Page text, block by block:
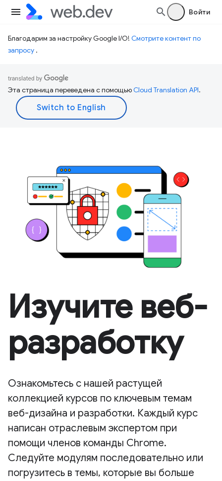
Войти
Благодарим за настройку Google I/O! Смотрите контент по
запросу .
Эта страница переведена с помощьюCloud Translation API.
Изучите веб-
разработку
Ознакомьтесь с нашей растущей
коллекцией курсов по ключевым темам
веб-дизайна и разработки. Каждый курс
написан отраслевым экспертом при
помощи членов команды Chrome.
Следуйте модулям последовательно или
погрузитесь в темы, которые вы больше